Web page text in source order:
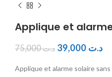
Applique et
د.ت75,000 د.ت
Applique et alarme solaire sans